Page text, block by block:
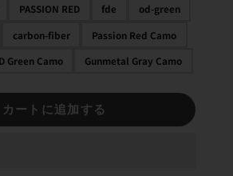
PASSION RED fde
od-green
carbon-fiber
Passion Red Camo
Green Camo Gunmetal Gray Camo
カートに追加する